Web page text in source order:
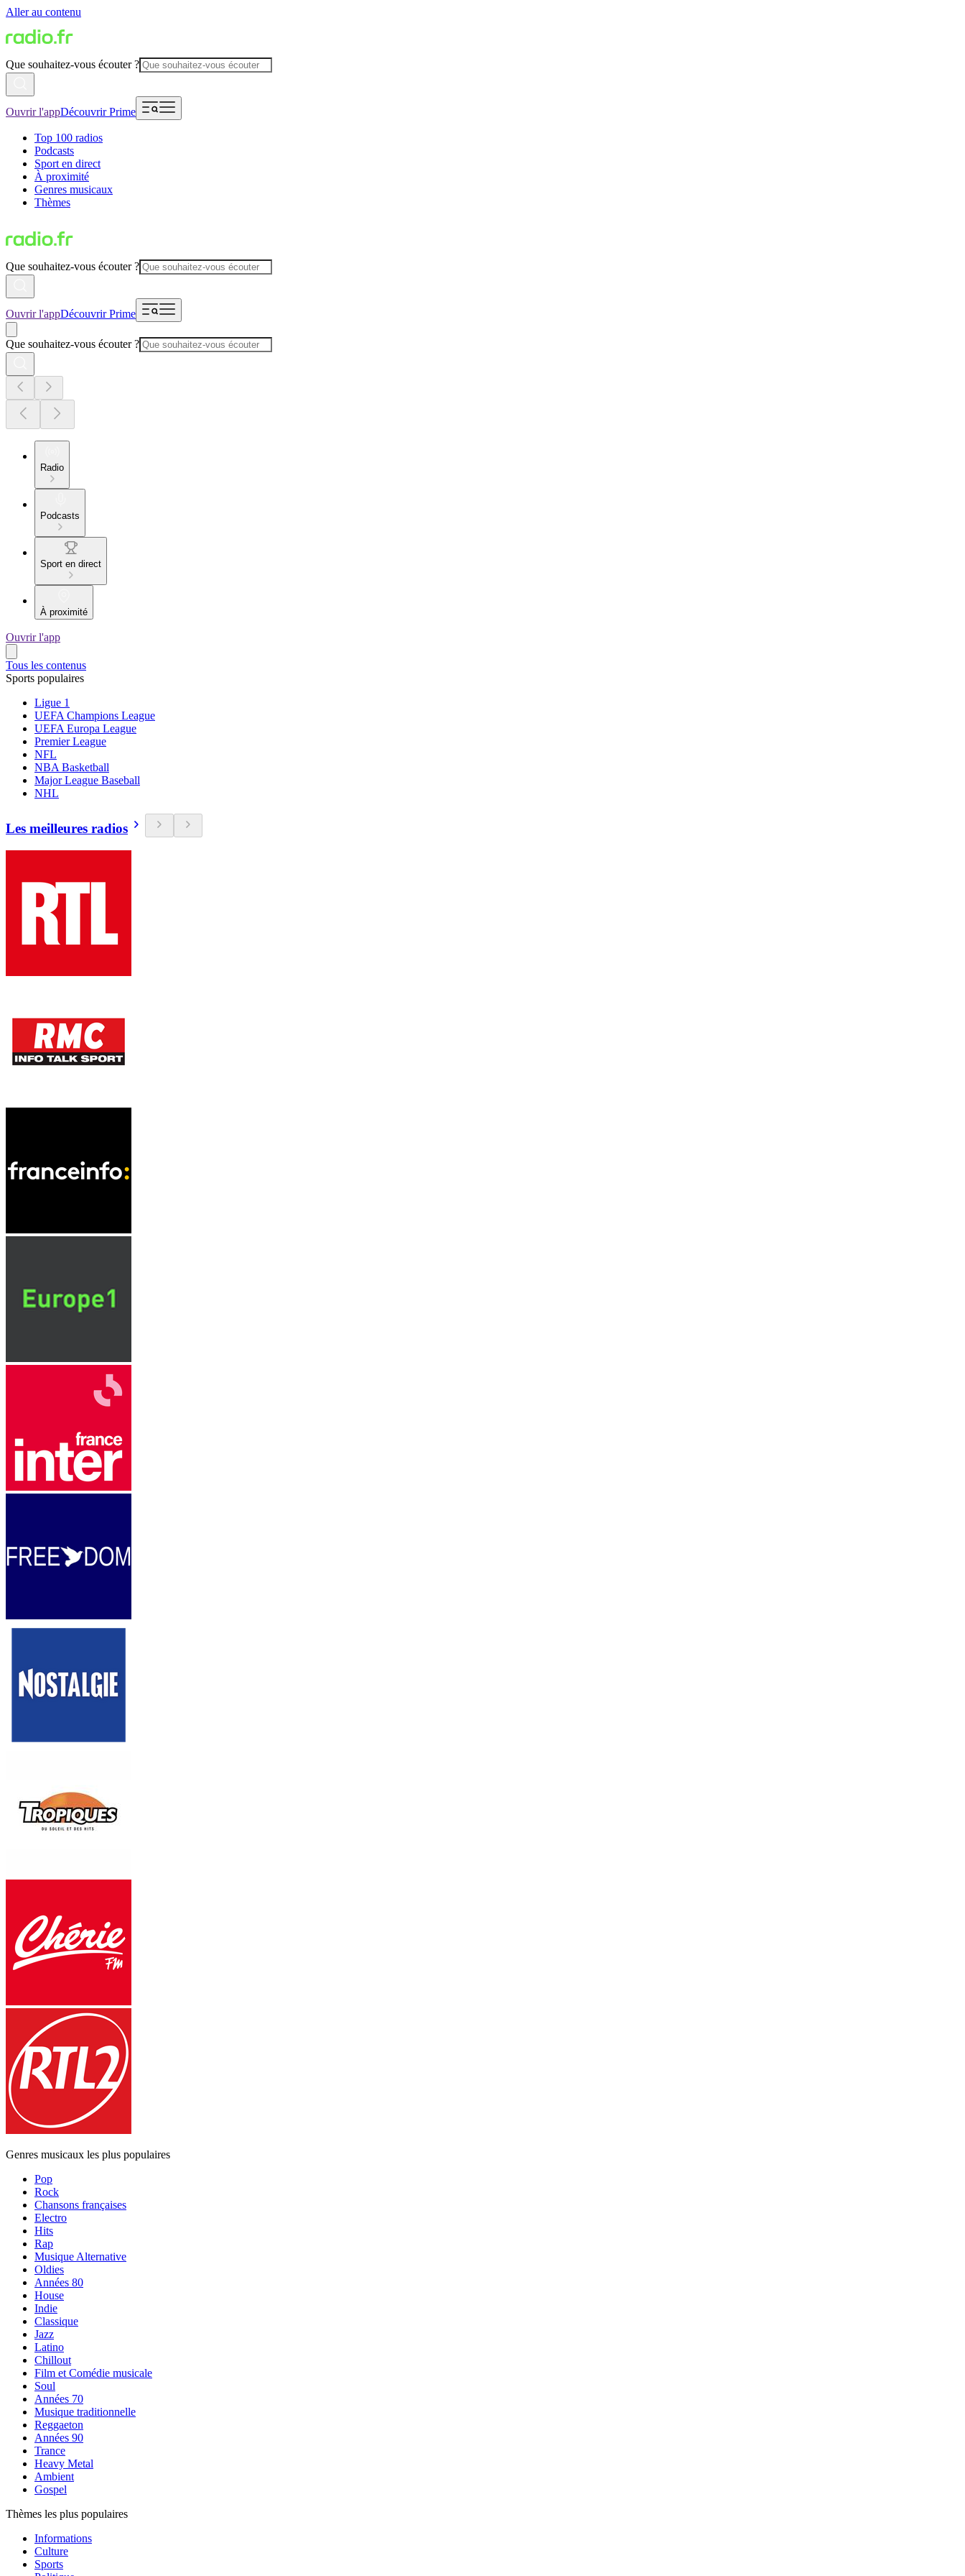
Aller au contenu
Que souhaitez-vous écouter ?
Ouvrir l'appDécouvrir Prime
Top 100 radios
Podcasts
Sport en direct
À proximité
Genres musicaux
Thèmes
Que souhaitez-vous écouter ?
Ouvrir l'appDécouvrir Prime
Que souhaitez-vous écouter ?
Radio
Podcasts
Sport en direct
À proximité
Ouvrir l'app
Tous les contenus
Sports populaires
Ligue 1
UEFA Champions League
UEFA Europa League
Premier League
NFL
NBA Basketball
Major League Baseball
NHL
Les meilleures radios
Genres musicaux les plus populaires
Pop
Rock
Chansons françaises
Electro
Hits
Rap
Musique Alternative
Oldies
Années 80
House
Indie
Classique
Jazz
Latino
Chillout
Film et Comédie musicale
Soul
Années 70
Musique traditionnelle
Reggaeton
Années 90
Trance
Heavy Metal
Ambient
Gospel
Thèmes les plus populaires
Informations
Culture
Sports